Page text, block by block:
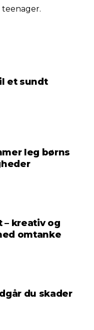
teenager.
et sundt
leg børns
kreativ og
omtanke
du skader